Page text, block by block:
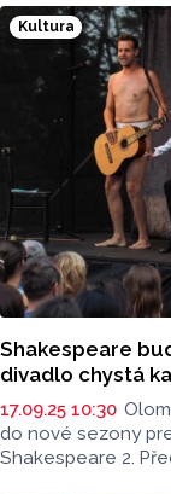
adaptace Anny
hůrce.
Kultura
Shakespeare
divadlo chystá
17.09.25 10:30
do nové sezony
Shakespeare 2.